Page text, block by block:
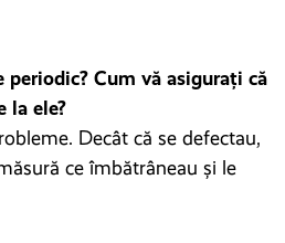
periodic? Cum vă asigurați că
la ele?
Decât că se defectau,
ce îmbătrâneau și le